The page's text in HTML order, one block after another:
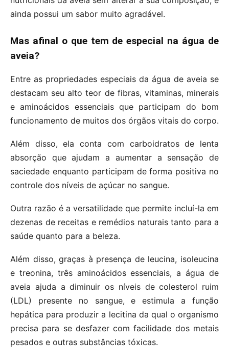
ainda possui um sabor muito agradável.
Mas afinal o que tem de especial na água de
aveia?
Entre as propriedades especiais da água de aveia se
destacam seu alto teor de fibras, vitaminas, minerais
e aminoácidos essenciais que participam do bom
funcionamento de muitos dos órgãos vitais do corpo.
Além disso, ela conta com carboidratos de lenta
absorção que ajudam a aumentar a sensação de
saciedade enquanto participam de forma positiva no
controle dos níveis de açúcar no sangue.
Outra razão é a versatilidade que permite incluí-la em
dezenas de receitas e remédios naturais tanto para a
saúde quanto para a beleza.
Além disso, graças à presença de leucina, isoleucina
e treonina, três aminoácidos essenciais, a água de
aveia ajuda a diminuir os níveis de colesterol ruim
(LDL) presente no sangue, e estimula a função
hepática para produzir a lecitina da qual o organismo
precisa para se desfazer com facilidade dos metais
pesados e outras substâncias tóxicas.